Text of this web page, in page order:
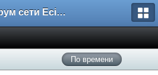
Форум сети EciлNet
По времени